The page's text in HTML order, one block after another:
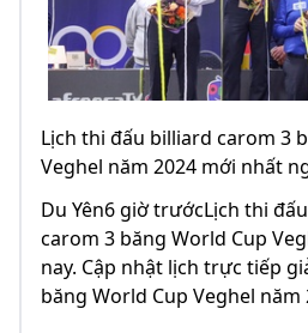
Lịch thi đấu billiard carom 3
Veghel năm 2024 mới nhất
Du Yên6 giờ trướcLịch thi
carom 3 băng World Cup
nay. Cập nhật lịch trực tiếp
băng World Cup Veghel năm